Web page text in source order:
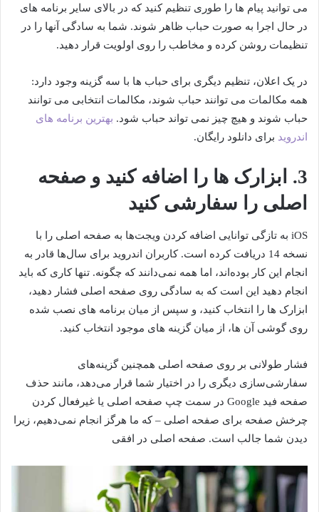
می توانید پیام ها را طوری تنظیم کنید که در بالای سایر برنامه های
در حال اجرا به صورت حباب ظاهر شوند. شما به سادگی آنها را در
تنظیمات روشن کرده و مخاطب را روی اولویت قرار دهید.
در یک اعلان، تنظیم دیگری برای حباب ها با سه گزینه وجود دارد:
همه مکالمات می توانند حباب شوند، مکالمات انتخابی می توانند
حباب شوند و هیچ چیز نمی تواند حباب شود. بهترین برنامه های
اندروید برای دانلود رایگان.
3. ابزارک ها را اضافه کنید و صفحه
اصلی را سفارشی کنید
iOS به تازگی توانایی اضافه کردن ویجت‌ها به صفحه اصلی را با
نسخه 14 دریافت کرده است. کاربران اندروید برای سال‌ها قادر به
انجام این کار بوده‌اند، اما همه نمی‌دانند که چگونه. تنها کاری که باید
انجام دهید این است که به سادگی روی صفحه اصلی فشار دهید،
ابزارک ها را انتخاب کنید، و سپس از میان برنامه های نصب شده
روی گوشی آن ها، از میان گزینه های موجود انتخاب کنید.
فشار طولانی بر روی صفحه اصلی همچنین گزینه‌های
سفارشی‌سازی دیگری را در اختیار شما قرار می‌دهد، مانند حذف
صفحه فید Google در سمت چپ صفحه اصلی یا غیرفعال کردن
چرخش صفحه برای صفحه اصلی – که ما هرگز انجام نمی‌دهیم، زیرا
دیدن شما جالب است. صفحه اصلی در افقی